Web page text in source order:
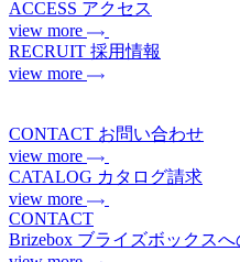
ACCESS アクセス
view more
RECRUIT 採用情報
view more
CONTACT お問い合わせ
view more
CATALOG カタログ請求
view more
CONTACT
Brizebox ブライズボックス